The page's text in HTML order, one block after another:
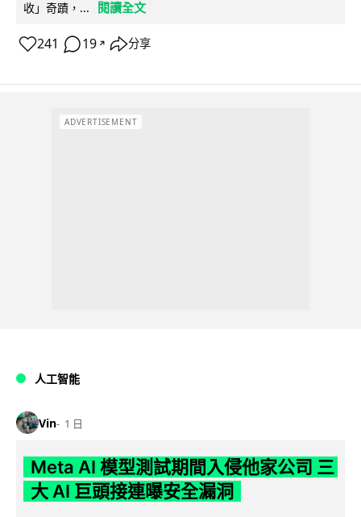
收」奇蹟，... 閱讀全文
241 19 ↗ 分享
ADVERTISEMENT
人工智能
Vin 1 日
Meta AI 模型測試期間入侵他家公司 三
大 AI 巨頭接連曝安全漏洞